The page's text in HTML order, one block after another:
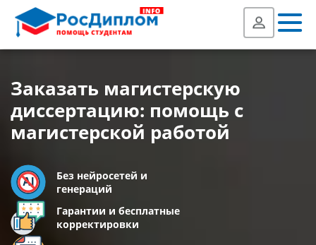
Заказать магистерскую
диссертацию: помощь с
магистерской работой
Без нейросетей и
генераций
Гарантии и бесплатные
корректировки